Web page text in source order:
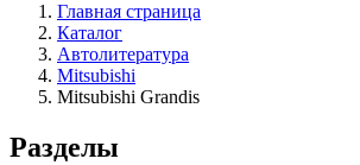
Главная страница
Каталог
Автолитература
Mitsubishi
Mitsubishi Grandis
Разделы